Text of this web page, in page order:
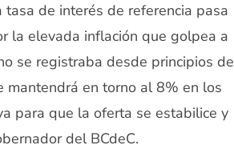
tasa de interés de referencia pasa
la elevada inflación que golpea a
se registraba desde principios de
mantendrá en torno al 8% en los
para que la oferta se estabilice y
del BCdeC.